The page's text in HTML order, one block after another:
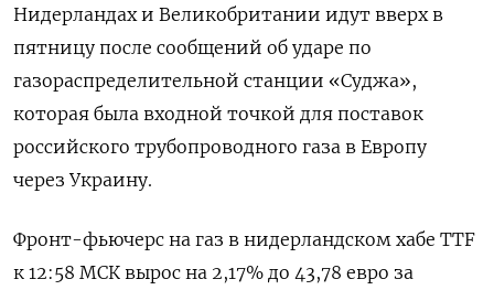
Нидерландах и Великобритании идут вверх в
пятницу после сообщений об ударе по
газораспределительной станции «Суджа»,
которая была входной точкой для поставок
российского трубопроводного газа в Европу
через Украину.
Фронт-фьючерс на газ в нидерландском хабе TTF
к 12:58 МСК вырос на 2,17% до 43,78 евро за